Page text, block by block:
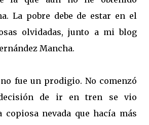
La pobre debe de estar en el
olvidadas, junto a mi blog
Mancha.
fue un prodigio. No comenzó
de ir en tren se vio
copiosa nevada que hacía más